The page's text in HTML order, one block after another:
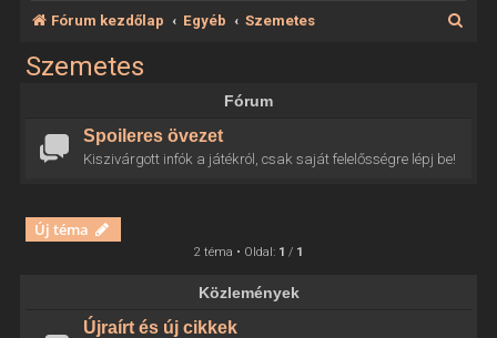
Fórum kezdőlap Egyéb Szemetes
Szemetes
Fórum
Spoileres övezet
Kiszivárgott infók a játékról, csak saját felelősségre lépj be!
Új téma
2 téma • Oldal: 1 / 1
Közlemények
Újraírt és új cikkek